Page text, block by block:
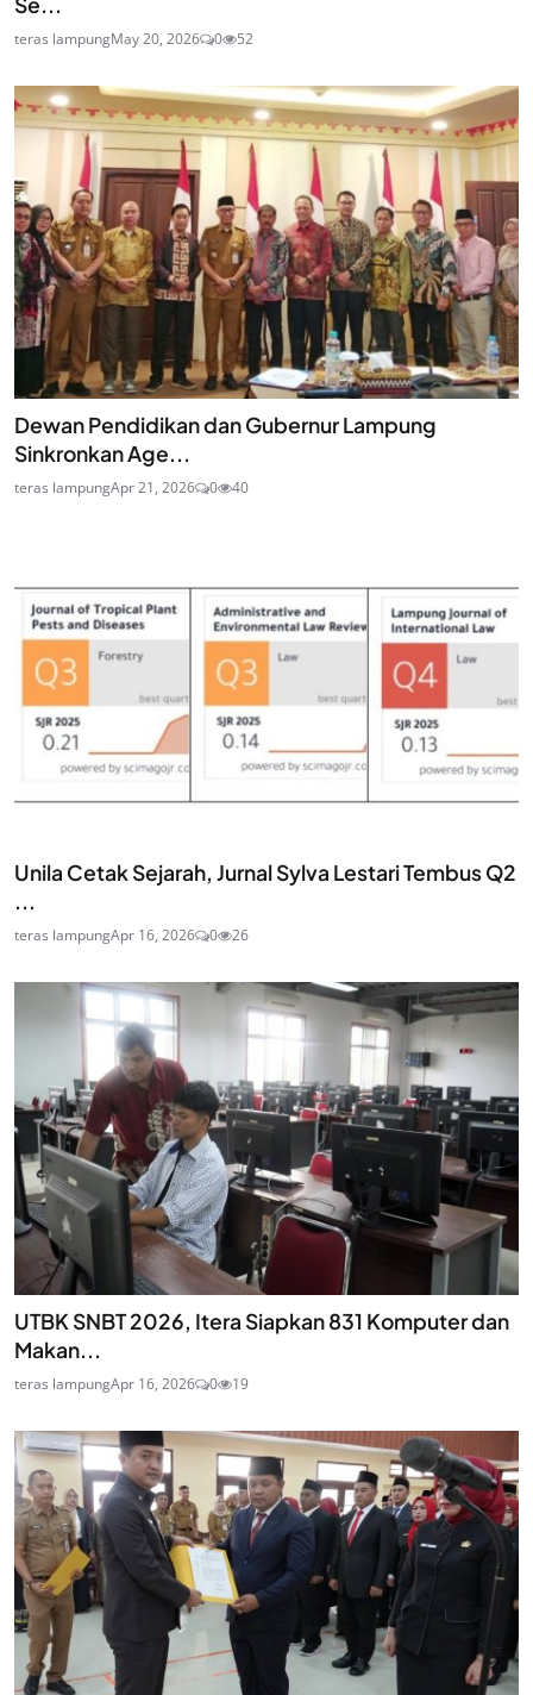
teras lampungMay 20, 2026 0 52
Dewan Pendidikan dan Gubernur Lampung
Sinkronkan Age...
teras lampungApr 21, 2026 0 40
Unila Cetak Sejarah, Jurnal Sylva Lestari Tembus Q2
...
teras lampungApr 16, 2026 0 26
UTBK SNBT 2026, Itera Siapkan 831 Komputer dan
Makan...
teras lampungApr 16, 2026 0 19